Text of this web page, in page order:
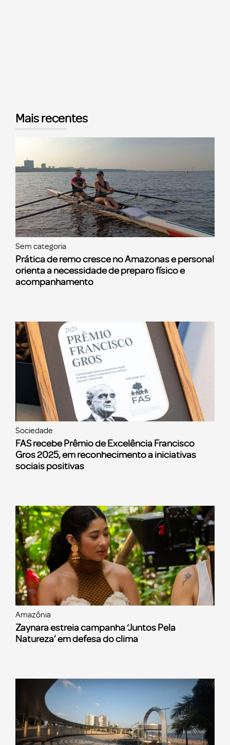
Mais recentes
Sem categoria
Prática de remo cresce no Amazonas e personal
orienta a necessidade de preparo físico e
acompanhamento
Sociedade
FAS recebe Prêmio de Excelência Francisco
Gros 2025, em reconhecimento a iniciativas
sociais positivas
Amazônia
Zaynara estreia campanha ‘Juntos Pela
Natureza’ em defesa do clima